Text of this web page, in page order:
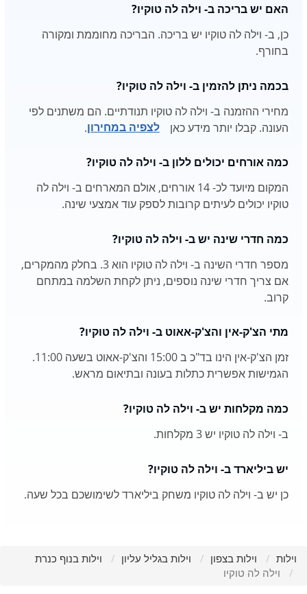
האם יש בריכה ב- וילה לה טוקיו?
כן, ב- וילה לה טוקיו יש בריכה. הבריכה מחוממת ומקורה
בחורף.
בכמה ניתן להזמין ב- וילה לה טוקיו?
מחירי ההזמנה ב- וילה לה טוקיו תנודתיים. הם משתנים לפי
העונה. קבלו יותר מידע כאן
לצפיה במחירון.
כמה אורחים יכולים ללון ב- וילה לה טוקיו?
המקום מיועד לכ- 14 אורחים, אולם המארחים ב- וילה לה
טוקיו יכולים לעיתים קרובות לספק עוד אמצעי שינה.
כמה חדרי שינה יש ב- וילה לה טוקיו?
מספר חדרי השינה ב- וילה לה טוקיו הוא 3. בחלק מהמקרים,
אם צריך חדרי שינה נוספים, ניתן לקחת השלמה במתחם
קרוב.
מתי הצ'ק-אין והצ'ק-אאוט ב- וילה לה טוקיו?
זמן הצ'ק-אין הינו בד"כ ב 15:00 והצ'ק-אאוט בשעה 11:00.
הגמישות אפשרית כתלות בעונה ובתיאום מראש.
כמה מקלחות יש ב- וילה לה טוקיו?
ב- וילה לה טוקיו יש 3 מקלחות.
יש ביליארד ב- וילה לה טוקיו?
כן יש ב- וילה לה טוקיו משחק ביליארד לשימושכם בכל שעה.
וילות וילות בצפון וילות בגליל עליון
וילות בנוף כנרת
וילה לה טוקיו